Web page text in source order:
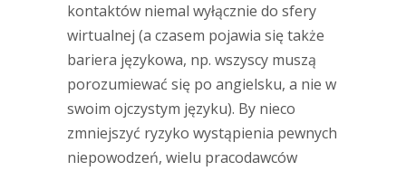
kontaktów niemal wyłącznie do sfery
wirtualnej (a czasem pojawia się także
bariera językowa, np. wszyscy muszą
porozumiewać się po angielsku, a nie w
swoim ojczystym języku). By nieco
zmniejszyć ryzyko wystąpienia pewnych
niepowodzeń, wielu pracodawców